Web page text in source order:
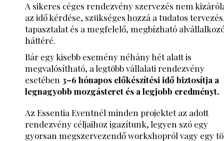
A sikeres céges rendezvény szervezés nem
az idő kérdése, szükséges hozzá a tudatos
tapasztalat és a megfelelő, megbízható
háttéré.
Bár egy kisebb esemény néhány hét alatt is
megvalósítható, a legtöbb vállalati rendezvény
esetében 3–6 hónapos előkészítési idő biztosítja a
legnagyobb mozgásteret és a legjobb eredményt.
Az Essentia Eventnél minden projektet az adott
rendezvény céljaihoz igazítunk, legyen szó egy
gyorsan megszervezendő workshopról vagy egy